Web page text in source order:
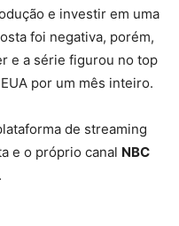
e investir em uma
foi negativa, porém,
e a série figurou no top
por um mês inteiro.
de streaming
e o próprio canal NBC